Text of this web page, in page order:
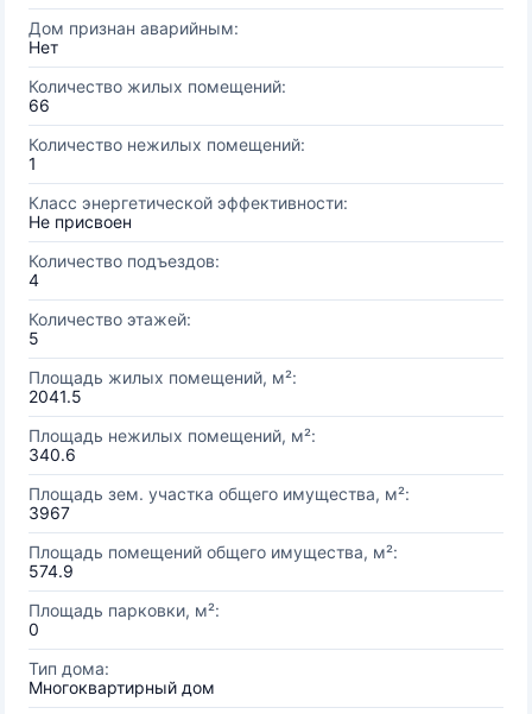
Дом признан аварийным:
Нет
Количество жилых помещений:
66
Количество нежилых помещений:
1
Класс энергетической эффективности:
Не присвоен
Количество подъездов:
4
Количество этажей:
5
Площадь жилых помещений, м²:
2041.5
Площадь нежилых помещений, м²:
340.6
Площадь зем. участка общего имущества, м²:
3967
Площадь помещений общего имущества, м²:
574.9
Площадь парковки, м²:
0
Тип дома:
Многоквартирный дом